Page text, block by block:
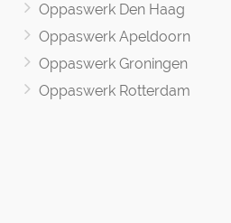
Oppaswerk Den Haag
Oppaswerk Apeldoorn
Oppaswerk Groningen
Oppaswerk Rotterdam